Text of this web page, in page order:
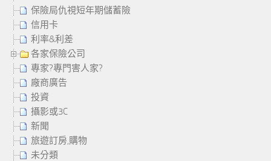
保險局仇視短年期儲蓄險
信用卡
利率&利差
各家保險公司
專家?專門害人家?
廠商廣告
投資
攝影或3C
新聞
旅遊訂房,購物
未分類